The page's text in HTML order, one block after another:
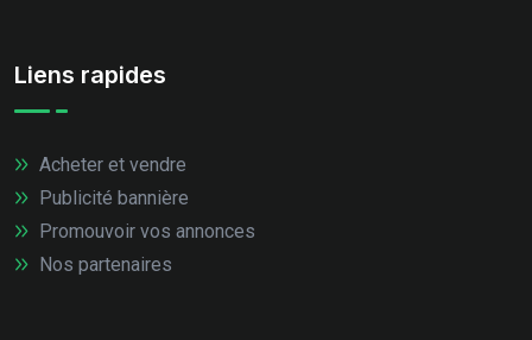
Liens rapides
Acheter et vendre
Publicité bannière
Promouvoir vos annonces
Nos partenaires